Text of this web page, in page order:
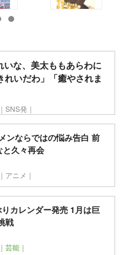
な、美太ももあらわに
れいだわ」「癒やされま
｜SNS発｜
ンならではの悩み告白 前
と久々再会
｜アニメ｜
カレンダー発売 1月は巨
戦
｜芸能｜